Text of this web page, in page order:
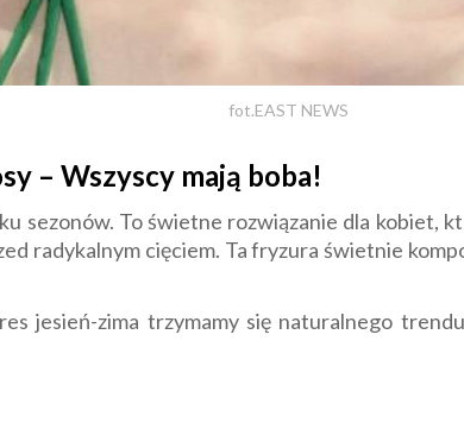
fot.EAST NEWS
– Wszyscy mają boba!
sezonów. To świetne rozwiązanie dla kobiet,
radykalnym cięciem. Ta fryzura świetnie
jesień-zima trzymamy się naturalnego